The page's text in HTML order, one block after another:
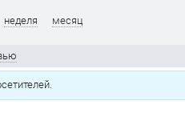
неделя месяц